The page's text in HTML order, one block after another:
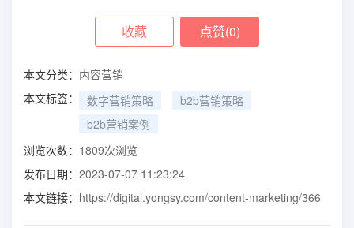
收藏 点赞(0)
本文分类： 内容营销
本文标签：
数字营销策略
b2b营销策略
b2b营销案例
浏览次数： 1809次浏览
发布日期： 2023-07-07 11:23:24
本文链接： https://digital.yongsy.com/content-marketing/366